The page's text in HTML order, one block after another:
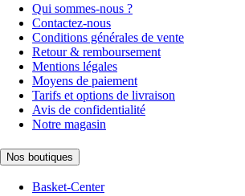
Qui sommes-nous ?
Contactez-nous
Conditions générales de vente
Retour & remboursement
Mentions légales
Moyens de paiement
Tarifs et options de livraison
Avis de confidentialité
Notre magasin
Nos boutiques
Basket-Center